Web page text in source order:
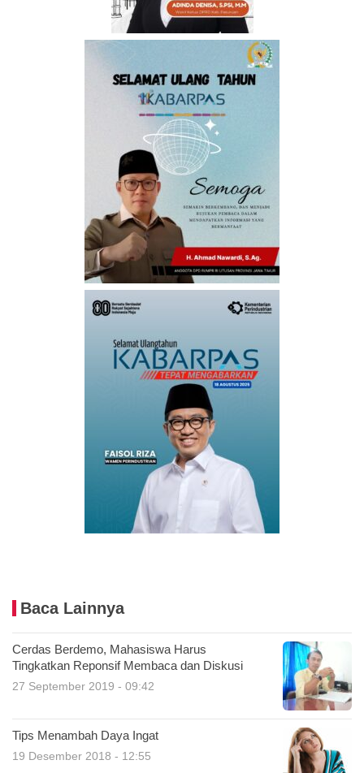
Baca Lainnya
Cerdas Berdemo, Mahasiswa Harus
Tingkatkan Reponsif Membaca dan Diskusi
27 September 2019 - 09:42
Tips Menambah Daya Ingat
19 Desember 2018 - 12:55